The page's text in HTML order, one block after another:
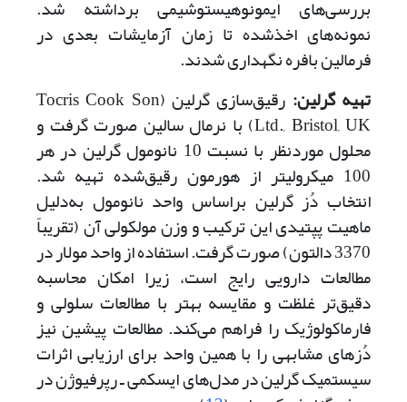
بررسی‌های ایمونوهیستوشیمی برداشته شد.
نمونه‌های اخذ‌شده تا زمان آزمایشات بعدی در
فرمالین بافره نگهداری شدند.
تهیه گرلین: رقیق‌سازی گرلین (Tocris Cook Son
Ltd., Bristol, UK) با نرمال سالین صورت گرفت و
محلول موردنظر با نسبت 10 نانومول گرلین در هر
100 میکرولیتر از هورمون رقیق‌شده تهیه شد.
انتخاب دُز گرلین بر‌اساس واحد نانومول به‌‌دلیل
ماهیت پپتیدی این ترکیب و وزن مولکولی آن (تقریباً
3370 دالتون) صورت گرفت. استفاده از واحد مولار در
مطالعات دارویی رایج است، زیرا امکان محاسبه
دقیق‌تر غلظت و مقایسه بهتر با مطالعات سلولی و
فارماکولوژیک را فراهم می‌‌‌کند. مطالعات پیشین نیز
دُزهای مشابهی را با همین واحد برای ارزیابی اثرات
سیستمیک گرلین در مدل‌های ایسکمی ـ رپرفیوژن در